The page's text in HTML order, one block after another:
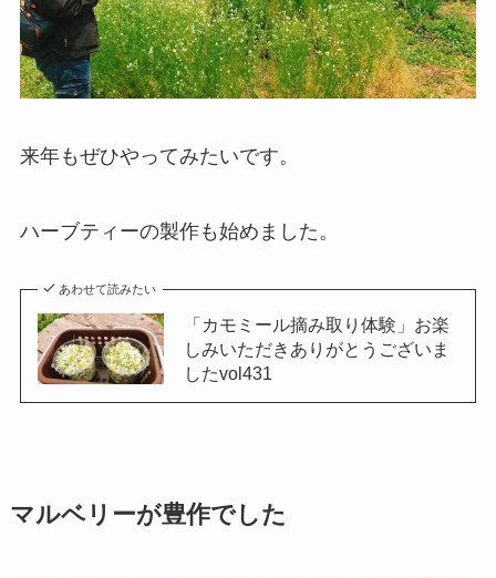
来年もぜひやってみたいです。
ハーブティーの製作も始めました。
あわせて読みたい
「カモミール摘み取り体験」お楽
しみいただきありがとうございま
したvol431
マルベリーが豊作でした